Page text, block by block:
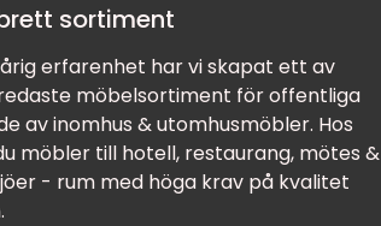
sortiment
erfarenhet har vi skapat ett av
möbelsortiment för offentliga
av inomhus & utomhusmöbler. Hos
möbler till hotell, restaurang, mötes &
- rum med höga krav på kvalitet